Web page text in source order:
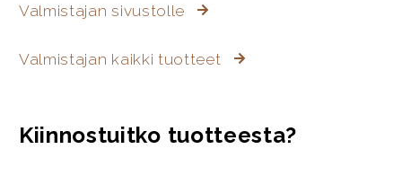
Valmistajan sivustolle
Valmistajan kaikki tuotteet
Kiinnostuitko tuotteesta?